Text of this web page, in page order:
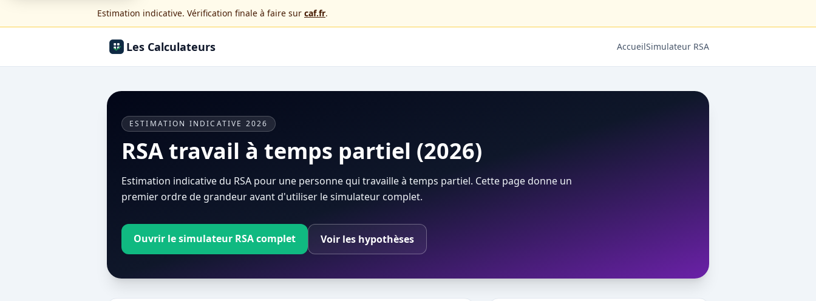
Estimation indicative. Vérification finale à faire sur caf.fr.
Les Calculateurs AccueilSimulateur RSA
ESTIMATION INDICATIVE 2026
RSA travail à temps partiel (2026)
Estimation indicative du RSA pour une personne qui travaille à temps partiel. Cette page donne un
premier ordre de grandeur avant d'utiliser le simulateur complet.
Ouvrir le simulateur RSA complet Voir les hypothèses